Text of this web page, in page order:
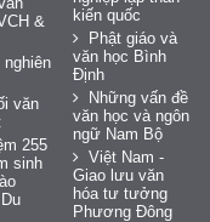
&
văn
255
sinh
kiến quốc
Phật giáo và
văn học Bình
Định
Những vấn đề
văn học và ngôn
ngữ Nam Bộ
Việt Nam -
Giao lưu văn
hóa tư tưởng
Phương Đông